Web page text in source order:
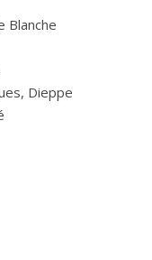
Blanche
Dieppe